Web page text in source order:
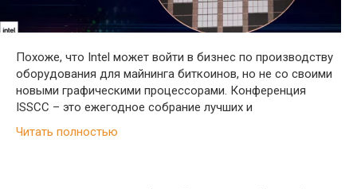
Похоже, что Intel может войти в бизнес по производству
оборудования для майнинга биткоинов, но не со своими
новыми графическими процессорами. Конференция
ISSCC – это ежегодное собрание лучших и
Читать полностью